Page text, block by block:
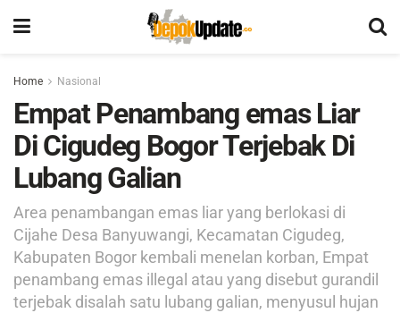
Home Nasional
Empat Penambang emas Liar
Di Cigudeg Bogor Terjebak Di
Lubang Galian
Area penambangan emas liar yang berlokasi di
Cijahe Desa Banyuwangi, Kecamatan Cigudeg,
Kabupaten Bogor kembali menelan korban, Empat
penambang emas illegal atau yang disebut gurandil
terjebak disalah satu lubang galian, menyusul hujan